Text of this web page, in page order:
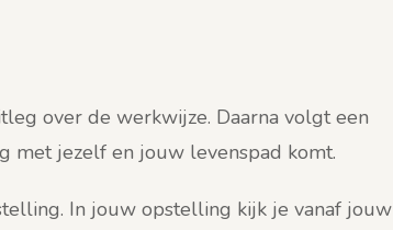
over de werkwijze. Daarna volgt een
met jezelf en jouw levenspad komt.
In jouw opstelling kijk je vanaf jouw